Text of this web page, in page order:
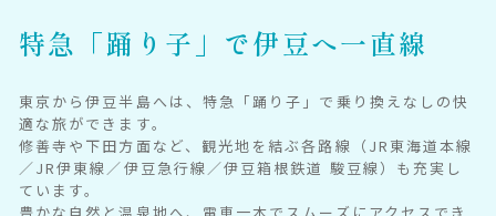
特急「踊り子」で伊豆へ一直線
東京から伊豆半島へは、特急「踊り子」で乗り換えなしの快
適な旅ができます。
修善寺や下田方面など、観光地を結ぶ各路線（JR東海道本線
／JR伊東線／伊豆急行線／伊豆箱根鉄道 駿豆線）も充実し
ています。